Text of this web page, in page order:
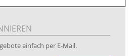
zu unserer
bedruckte Kabeltrommeln
Kabelbedruckung
einfach per E-Mail.